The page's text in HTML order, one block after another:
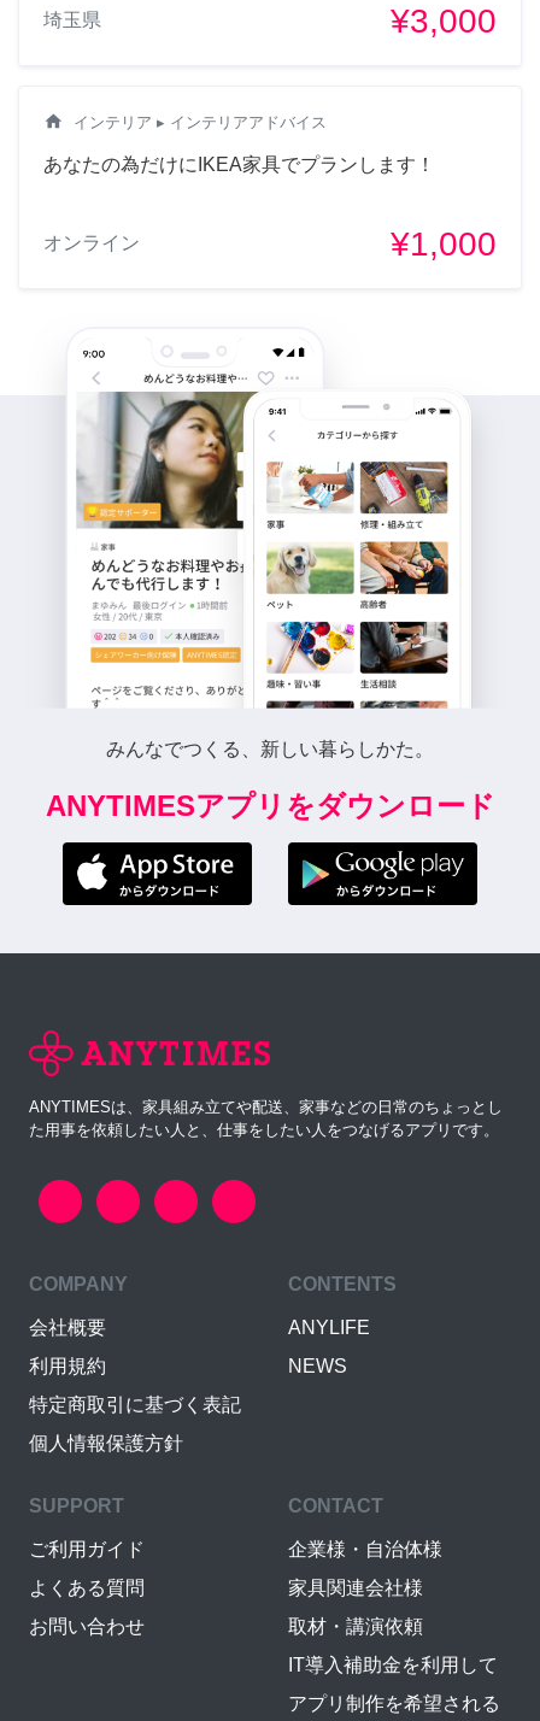
埼玉県 ¥3,000
home インテリア ▸ インテリアアドバイス
あなたの為だけにIKEA家具でプランします！
オンライン ¥1,000
みんなでつくる、新しい暮らしかた。
ANYTIMESアプリをダウンロード
ANYTIMESは、家具組み立てや配送、家事などの日常のちょっとし
た用事を依頼したい人と、仕事をしたい人をつなげるアプリです。
COMPANY
会社概要
利用規約
特定商取引に基づく表記
個人情報保護方針
CONTENTS
ANYLIFE
NEWS
SUPPORT
ご利用ガイド
よくある質問
お問い合わせ
CONTACT
企業様・自治体様
家具関連会社様
取材・講演依頼
IT導入補助金を利用して
アプリ制作を希望される